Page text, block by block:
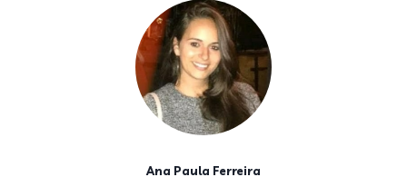
Ana Paula Ferreira